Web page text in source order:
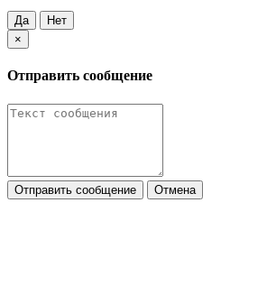
Да
Нет
×
Отправить сообщение
Отправить сообщение Отмена